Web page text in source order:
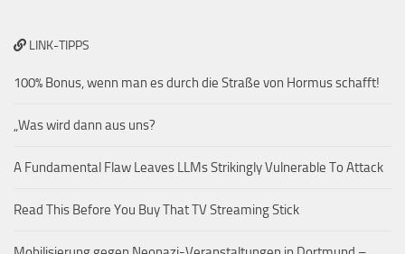
LINK-TIPPS
100% Bonus, wenn man es durch die Straße von Hormus schafft!
„Was wird dann aus uns?
A Fundamental Flaw Leaves LLMs Strikingly Vulnerable To Attack
Read This Before You Buy That TV Streaming Stick